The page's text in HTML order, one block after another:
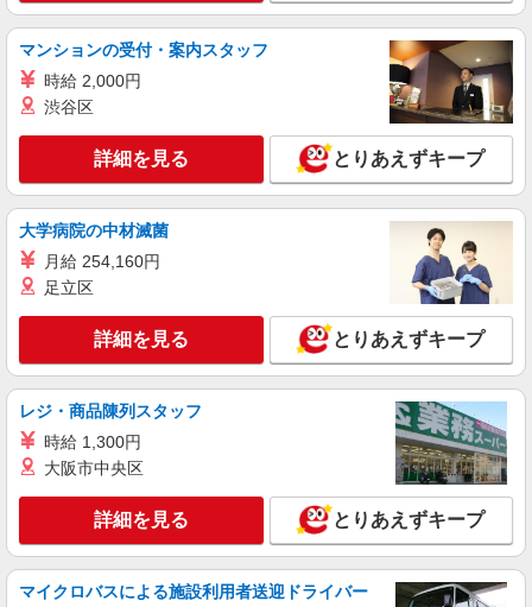
派遣社員
株式会社kotrio /●TK-H-2015144
井野駅★未経験OKの人間関係に悩まない職場
時給1500円〜2125円 ＜日払い有/週払い有/交
通費全支給(ガソリン代含む)＞
高崎市内 ≪井野駅周辺≫
キープ 詳細を見る
派遣社員
南高崎駅＊幅広い世代が活動中！サ高住のサポ
ートSTAFF
時給1500円〜2150円 ＜日払い有/週払い有/交
通費全支給(ガソリン代含む)＞
キープ 詳細を見る
派遣社員
株式会社kotrio /●TK-H-1901680
高崎駅＠有料老人ホーム◎上質な支援、納得の
マンションの受付・案内スタッフ
時給 2,000円
渋谷区
詳細を見る とりあえずキープ
大学病院の中材滅菌
月給 254,160円
足立区
詳細を見る とりあえずキープ
レジ・商品陳列スタッフ
時給 1,300円
大阪市中央区
詳細を見る とりあえずキープ
マイクロバスによる施設利用者送迎ドライバー